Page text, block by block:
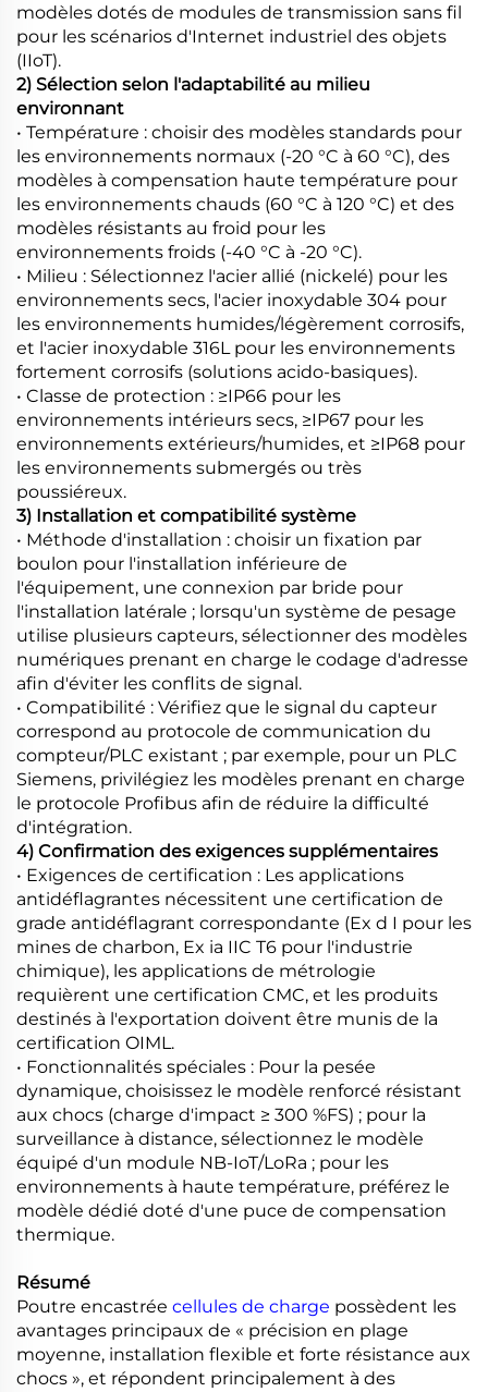
modèles dotés de modules de transmission sans fil
pour les scénarios d'Internet industriel des objets
(IIoT).
2) Sélection selon l'adaptabilité au milieu
environnant
• Température : choisir des modèles standards pour
les environnements normaux (-20 °C à 60 °C), des
modèles à compensation haute température pour
les environnements chauds (60 °C à 120 °C) et des
modèles résistants au froid pour les
environnements froids (-40 °C à -20 °C).
• Milieu : Sélectionnez l'acier allié (nickelé) pour les
environnements secs, l'acier inoxydable 304 pour
les environnements humides/légèrement corrosifs,
et l'acier inoxydable 316L pour les environnements
fortement corrosifs (solutions acido-basiques).
• Classe de protection : ≥IP66 pour les
environnements intérieurs secs, ≥IP67 pour les
environnements extérieurs/humides, et ≥IP68 pour
les environnements submergés ou très
poussiéreux.
3) Installation et compatibilité système
• Méthode d'installation : choisir un fixation par
boulon pour l'installation inférieure de
l'équipement, une connexion par bride pour
l'installation latérale ; lorsqu'un système de pesage
utilise plusieurs capteurs, sélectionner des modèles
numériques prenant en charge le codage d'adresse
afin d'éviter les conflits de signal.
• Compatibilité : Vérifiez que le signal du capteur
correspond au protocole de communication du
compteur/PLC existant ; par exemple, pour un PLC
Siemens, privilégiez les modèles prenant en charge
le protocole Profibus afin de réduire la difficulté
d'intégration.
4) Confirmation des exigences supplémentaires
• Exigences de certification : Les applications
antidéflagrantes nécessitent une certification de
grade antidéflagrant correspondante (Ex d I pour les
mines de charbon, Ex ia IIC T6 pour l'industrie
chimique), les applications de métrologie
requièrent une certification CMC, et les produits
destinés à l'exportation doivent être munis de la
certification OIML.
• Fonctionnalités spéciales : Pour la pesée
dynamique, choisissez le modèle renforcé résistant
aux chocs (charge d'impact ≥ 300 %FS) ; pour la
surveillance à distance, sélectionnez le modèle
équipé d'un module NB-IoT/LoRa ; pour les
environnements à haute température, préférez le
modèle dédié doté d'une puce de compensation
thermique.
Résumé
Poutre encastrée cellules de charge possèdent les
avantages principaux de « précision en plage
moyenne, installation flexible et forte résistance aux
chocs », et répondent principalement à des